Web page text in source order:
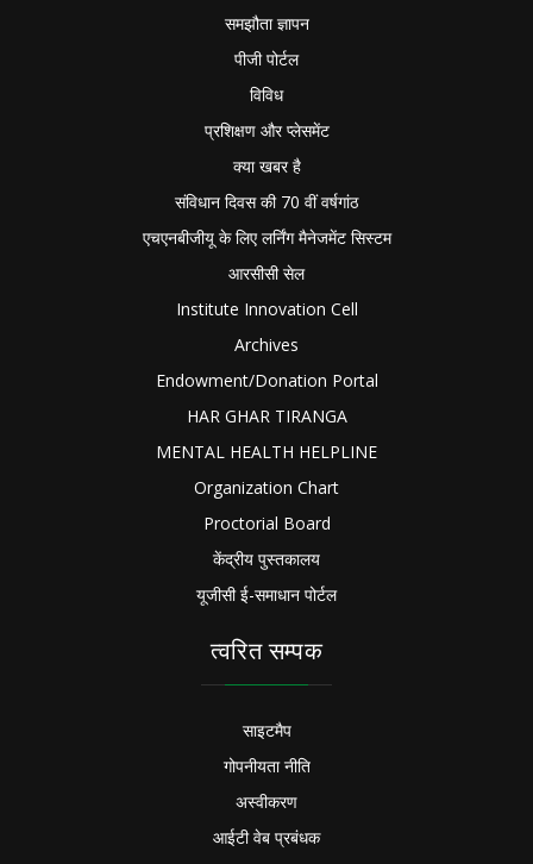
समझौता ज्ञापन
पीजी पोर्टल
विविध
प्रशिक्षण और प्लेसमेंट
क्या खबर है
संविधान दिवस की 70 वीं वर्षगांठ
एचएनबीजीयू के लिए लर्निंग मैनेजमेंट सिस्टम
आरसीसी सेल
Institute Innovation Cell
Archives
Endowment/Donation Portal
HAR GHAR TIRANGA
MENTAL HEALTH HELPLINE
Organization Chart
Proctorial Board
केंद्रीय पुस्तकालय
यूजीसी ई-समाधान पोर्टल
त्वरित सम्पक
साइटमैप
गोपनीयता नीति
अस्वीकरण
आईटी वेब प्रबंधक